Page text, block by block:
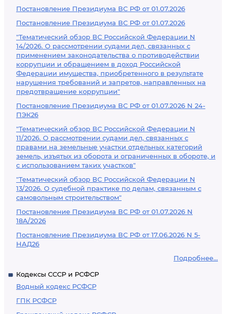
Постановление Президиума ВС РФ от 01.07.2026
Постановление Президиума ВС РФ от 01.07.2026
"Тематический обзор ВС Российской Федерации N
14/2026. О рассмотрении судами дел, связанных с
применением законодательства о противодействии
коррупции и обращением в доход Российской
Федерации имущества, приобретенного в результате
нарушения требований и запретов, направленных на
предотвращение коррупции"
Постановление Президиума ВС РФ от 01.07.2026 N 24-
ПЭК26
"Тематический обзор ВС Российской Федерации N
11/2026. О рассмотрении судами дел, связанных с
правами на земельные участки отдельных категорий
земель, изъятых из оборота и ограниченных в обороте, и
с использованием таких участков"
"Тематический обзор ВС Российской Федерации N
13/2026. О судебной практике по делам, связанным с
самовольным строительством"
Постановление Президиума ВС РФ от 01.07.2026 N
18А/2026
Постановление Президиума ВС РФ от 17.06.2026 N 5-
НАД26
Подробнее...
Кодексы СССР и РСФСР
Водный кодекс РСФСР
ГПК РСФСР